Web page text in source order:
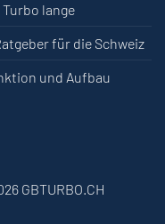
lange
für die Schweiz
und Aufbau
GBTURBO.CH